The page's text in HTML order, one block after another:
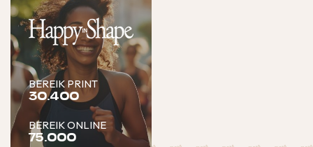
BEREIK PRINT
30.400
BEREIK ONLINE
75.000